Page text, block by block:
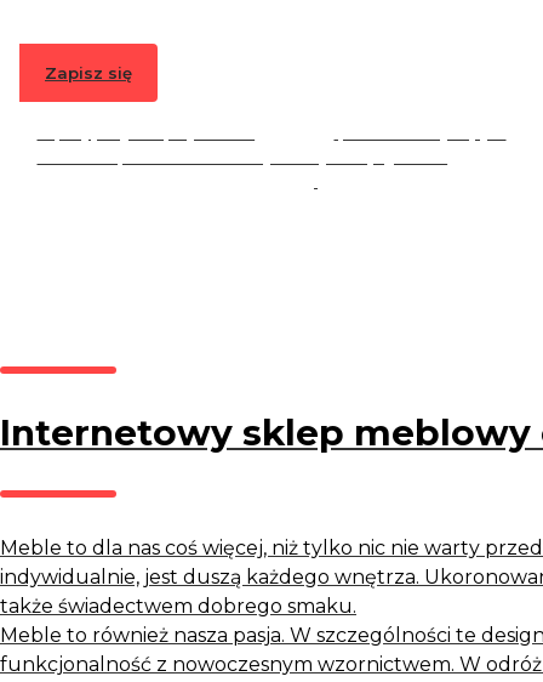
Zapisz się
Internetowy sklep meblowy
Meble to dla nas coś więcej, niż tylko nic nie warty
indywidualnie, jest duszą każdego wnętrza.
także świadectwem dobrego smaku.
Meble to również nasza pasja. W szczególności te
funkcjonalność z nowoczesnym wzornictwem. W